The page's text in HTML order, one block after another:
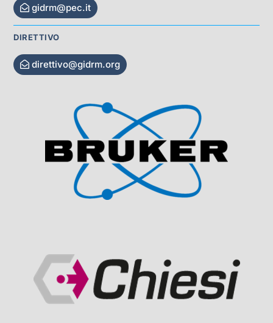
gidrm@pec.it
DIRETTIVO
direttivo@gidrm.org
Visit Sponsor Page
Visit Sponsor Page